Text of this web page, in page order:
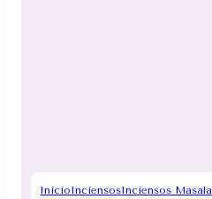
InicioInciensosInciensos Masala